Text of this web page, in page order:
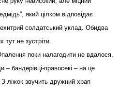
який цілком відповідає
солдатський уклад. Обидва
тут не зустріти.
поки налагодити не вдалося.
– бандерівці-правосекі – на це
ліжок звучить дружний храп